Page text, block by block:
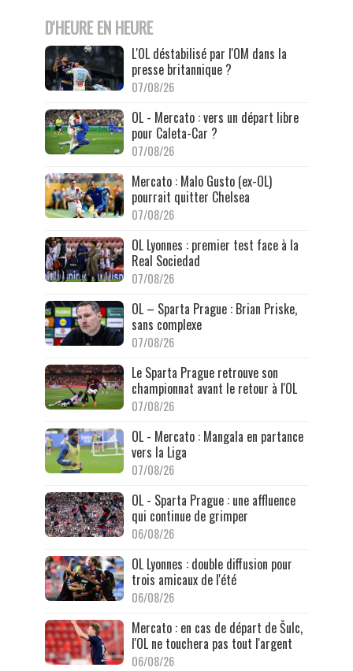
D'HEURE EN HEURE
L'OL déstabilisé par l'OM dans la
presse britannique ?
07/08/26
OL - Mercato : vers un départ libre
pour Caleta-Car ?
07/08/26
Mercato : Malo Gusto (ex-OL)
pourrait quitter Chelsea
07/08/26
OL Lyonnes : premier test face à la
Real Sociedad
07/08/26
OL – Sparta Prague : Brian Priske,
sans complexe
07/08/26
Le Sparta Prague retrouve son
championnat avant le retour à l'OL
07/08/26
OL - Mercato : Mangala en partance
vers la Liga
07/08/26
OL - Sparta Prague : une affluence
qui continue de grimper
06/08/26
OL Lyonnes : double diffusion pour
trois amicaux de l'été
06/08/26
Mercato : en cas de départ de Šulc,
l'OL ne touchera pas tout l'argent
06/08/26